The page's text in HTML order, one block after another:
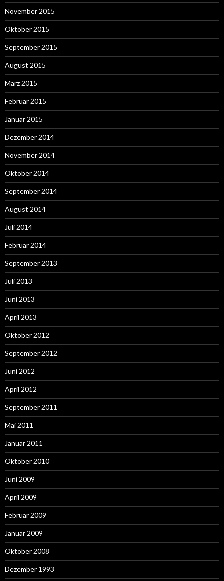
November 2015
Oktober 2015
September 2015
August 2015
März 2015
Februar 2015
Januar 2015
Dezember 2014
November 2014
Oktober 2014
September 2014
August 2014
Juli 2014
Februar 2014
September 2013
Juli 2013
Juni 2013
April 2013
Oktober 2012
September 2012
Juni 2012
April 2012
September 2011
Mai 2011
Januar 2011
Oktober 2010
Juni 2009
April 2009
Februar 2009
Januar 2009
Oktober 2008
Dezember 1993